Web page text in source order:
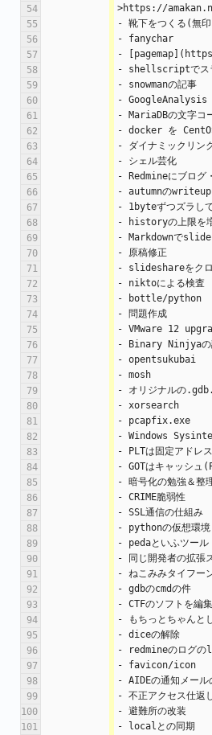
54
>https://
55
- 靴下をつくる(無
56
- fanychar
57
-
58
- shellscriptでスラ
59
- snowmanの記事
60
- GoogleAnalysis
61
- MariaDBの文字コ
62
- docker を
63
- ダイナミックリ
64
- シェル芸化
65
- Redmineにブログ
66
- autumnのwriteup
67
- 1byteずつズラ
68
- historyの上限を
69
- Markdownで
70
- 原稿修正
71
- slideshareをク
72
- niktoによる検査
73
- bottle/python
74
- 問題作成
75
- VMware 12
76
- Binary Ninjyaの
77
- opentsukubai
78
- mosh
79
- オリジナルの
80
- xorsearch
81
- pcapfix.exe
82
- Windows
83
- PLTは固定アドレ
84
- GOTはキャッシュ
85
- 暗号化の勉強＆整
86
- CRIME脆弱性
87
- SSL通信の仕組み
88
- pythonの仮想環境
89
- pedaといふツール
90
- 同じ開発者の拡張
91
- ねこみみタイフー
92
- gdbのcmdの件
93
- CTFのソフトを編集
94
- もちっとちゃんと
95
- diceの解除
96
- redmineのログ
97
- favicon/icon
98
- AIDEの通知メー
99
- 不正アクセス仕返
100
- 避難所の改装
101
- localとの同期